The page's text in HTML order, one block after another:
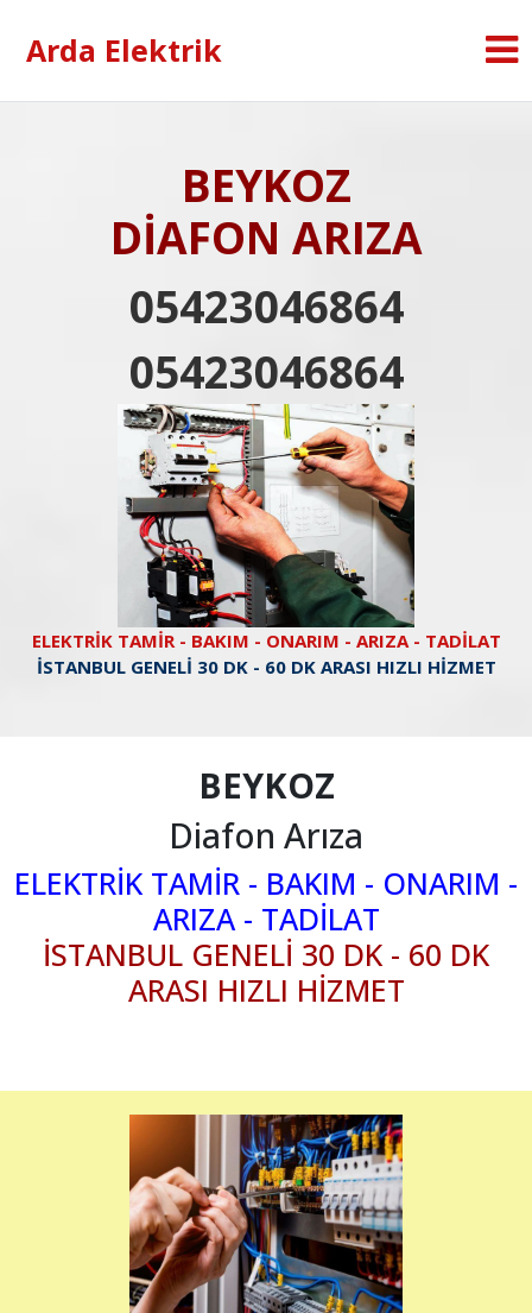
Arda Elektrik
BEYKOZ
DİAFON ARIZA
05423046864
05423046864
ELEKTRİK TAMİR - BAKIM - ONARIM - ARIZA - TADİLAT
İSTANBUL GENELİ 30 DK - 60 DK ARASI HIZLI HİZMET
BEYKOZ
Diafon Arıza
ELEKTRİK TAMİR - BAKIM - ONARIM -
ARIZA - TADİLAT
İSTANBUL GENELİ 30 DK - 60 DK
ARASI HIZLI HİZMET